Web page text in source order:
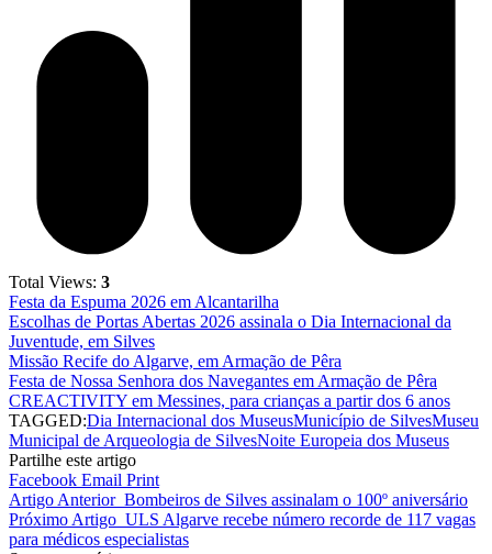
Total Views: 3
Festa da Espuma 2026 em Alcantarilha
Escolhas de Portas Abertas 2026 assinala o Dia Internacional da
Juventude, em Silves
Missão Recife do Algarve, em Armação de Pêra
Festa de Nossa Senhora dos Navegantes em Armação de Pêra
CREACTIVITY em Messines, para crianças a partir dos 6 anos
TAGGED:Dia Internacional dos MuseusMunicípio de SilvesMuseu
Municipal de Arqueologia de SilvesNoite Europeia dos Museus
Partilhe este artigo
Facebook Email Print
Artigo Anterior Bombeiros de Silves assinalam o 100º aniversário
Próximo Artigo ULS Algarve recebe número recorde de 117 vagas
para médicos especialistas